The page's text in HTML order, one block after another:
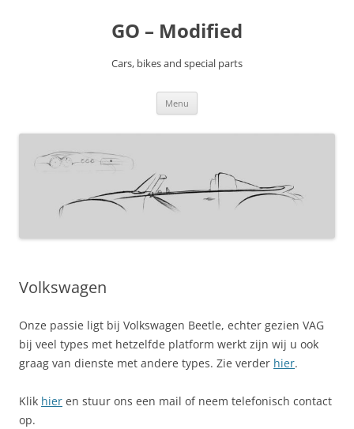
GO – Modified
Cars, bikes and special parts
Menu
Volkswagen
Onze passie ligt bij Volkswagen Beetle, echter gezien VAG
bij veel types met hetzelfde platform werkt zijn wij u ook
graag van dienste met andere types. Zie verder hier.
Klik hier en stuur ons een mail of neem telefonisch contact
op.